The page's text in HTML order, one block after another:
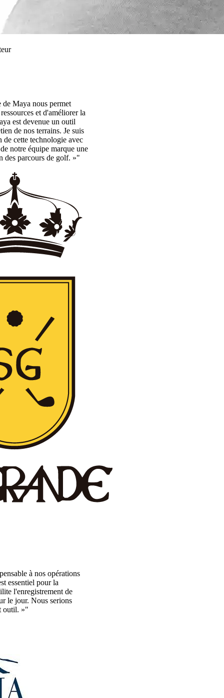
Maya nous permet
et d'améliorer la
est devenue un outil
de nos terrains. Je suis
de cette technologie avec
notre équipe marque une
des parcours de golf. »"
à nos opérations
essentiel pour la
l'enregistrement de
le jour. Nous serions
outil. »"